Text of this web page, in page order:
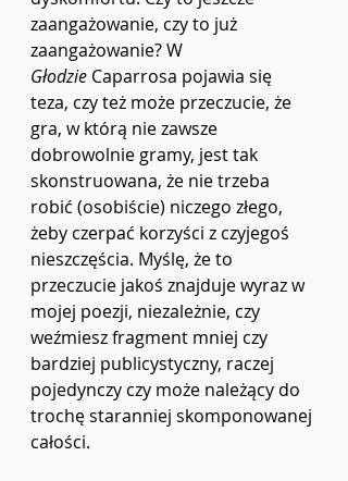
zaangażowanie, czy to już
zaangażowanie? W
Głodzie Caparrosa pojawia się
teza, czy też może przeczucie, że
gra, w którą nie zawsze
dobrowolnie gramy, jest tak
skonstruowana, że nie trzeba
robić (osobiście) niczego złego,
żeby czerpać korzyści z czyjegoś
nieszczęścia. Myślę, że to
przeczucie jakoś znajduje wyraz w
mojej poezji, niezależnie, czy
weźmiesz fragment mniej czy
bardziej publicystyczny, raczej
pojedynczy czy może należący do
trochę staranniej skomponowanej
całości.